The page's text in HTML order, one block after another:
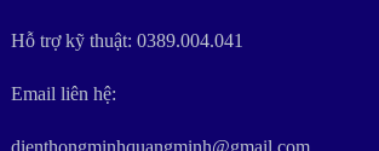
Hỗ trợ kỹ thuật: 0389.004.041
Email liên hệ: